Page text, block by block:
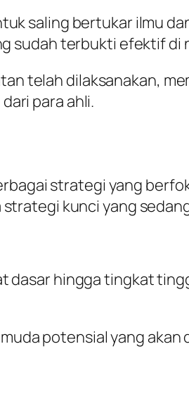
saling bertukar ilmu
sudah terbukti efektif di
telah dilaksanakan,
para ahli.
strategi yang
kunci yang
dasar hingga tingkat
potensial yang akan